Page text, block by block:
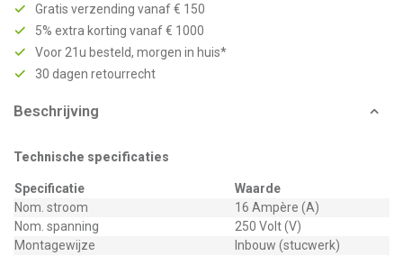
Gratis verzending vanaf € 150
5% extra korting vanaf € 1000
Voor 21u besteld, morgen in huis*
30 dagen retourrecht
Beschrijving
Technische specificaties
Specificatie
Waarde
Nom. stroom
16 Ampère (A)
Nom. spanning
250 Volt (V)
Montagewijze
Inbouw (stucwerk)